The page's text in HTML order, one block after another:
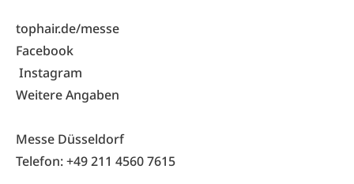
tophair.de/messe
Facebook
Instagram
Weitere Angaben
Messe Düsseldorf
Telefon: +49 211 4560 7615